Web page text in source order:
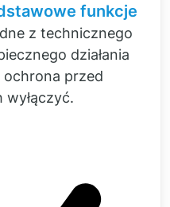
funkcje
z technicznego
działania
przed
wyłączyć.